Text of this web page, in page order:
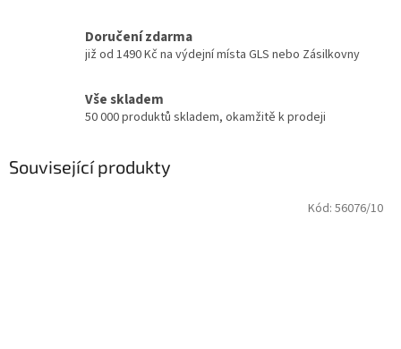
Doručení zdarma
již od 1490 Kč na výdejní místa GLS nebo Zásilkovny
Vše skladem
50 000 produktů skladem, okamžitě k prodeji
Související produkty
Kód: 56076/10